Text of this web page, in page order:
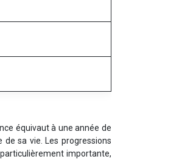
équivaut à une année de
de sa vie. Les progressions
importante,